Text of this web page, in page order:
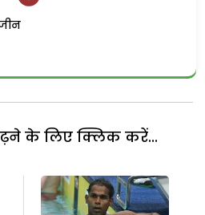
के लिए क्लिक करें...